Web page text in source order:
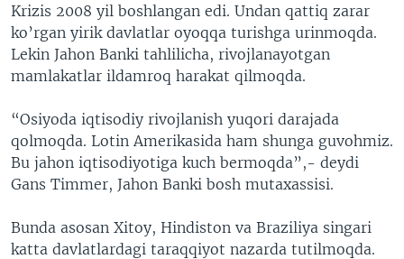
Krizis 2008 yil boshlangan edi. Undan qattiq zarar
ko’rgan yirik davlatlar oyoqqa turishga urinmoqda.
Lekin Jahon Banki tahlilicha, rivojlanayotgan
mamlakatlar ildamroq harakat qilmoqda.
“Osiyoda iqtisodiy rivojlanish yuqori darajada
qolmoqda. Lotin Amerikasida ham shunga guvohmiz.
Bu jahon iqtisodiyotiga kuch bermoqda”,- deydi
Gans Timmer, Jahon Banki bosh mutaxassisi.
Bunda asosan Xitoy, Hindiston va Braziliya singari
katta davlatlardagi taraqqiyot nazarda tutilmoqda.